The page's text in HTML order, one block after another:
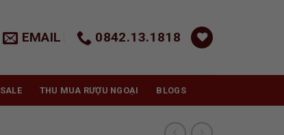
EMAIL 0842.13.1818
SALE THU MUA RƯỢU NGOẠI BLOGS